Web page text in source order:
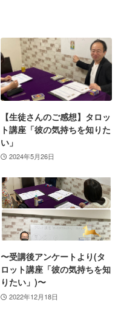
【生徒さんのご感想】タロッ
ト講座「彼の気持ちを知りた
い」
2024年5月26日
〜受講後アンケートより(タ
ロット講座「彼の気持ちを知
りたい」)〜
2022年12月18日